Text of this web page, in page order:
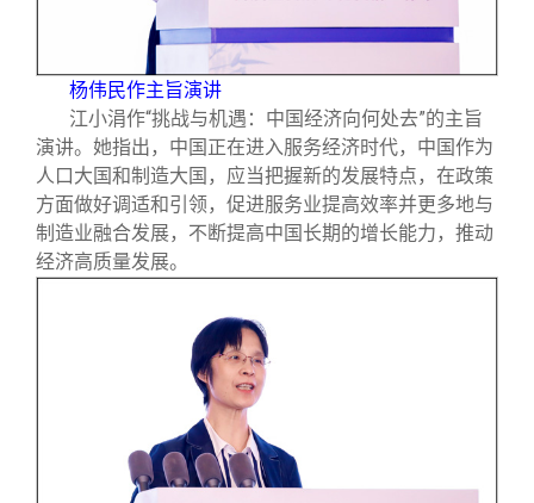
杨伟民作主旨演讲
江小涓作“挑战与机遇：中国经济向何处去”的主旨
演讲。她指出，中国正在进入服务经济时代，中国作为
人口大国和制造大国，应当把握新的发展特点，在政策
方面做好调适和引领，促进服务业提高效率并更多地与
制造业融合发展，不断提高中国长期的增长能力，推动
经济高质量发展。